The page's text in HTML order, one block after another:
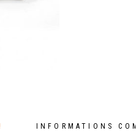
INFORMATIONS